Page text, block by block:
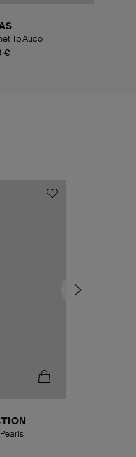
€
Tp Auco